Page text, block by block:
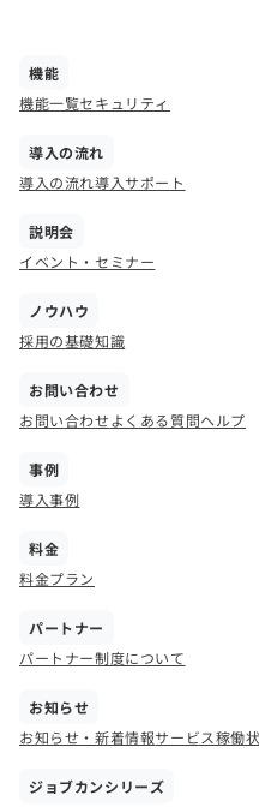
機能
機能一覧セキュリティ
導入の流れ
導入の流れ導入サポート
説明会
イベント・セミナー
ノウハウ
採用の基礎知識
お問い合わせ
お問い合わせよくある質問ヘルプ
事例
導入事例
料金
料金プラン
パートナー
パートナー制度について
お知らせ
お知らせ・新着情報サービス稼働
ジョブカンシリーズ